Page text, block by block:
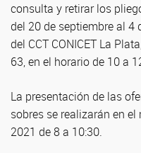
consulta y retirar los
del 20 de septiembre al 4
del CCT CONICET La
63, en el horario de 10 a
La presentación de las
sobres se realizarán en
2021 de 8 a 10:30.